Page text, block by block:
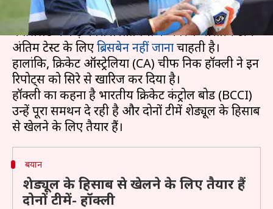
बीते रविवार से तमाम रिपोर्ट्स में दावा किया जा रहा है कि
क्वींसलैंड में कड़े कोरोना प्रतिबंधों के कारण भारतीय टीम
अंतिम टेस्ट के लिएब्रिसबेन नहीं जानाचाहती है।
हालांकि, क्रिकेट ऑस्ट्रेलिया (CA) चीफ निक हॉक्ली ने इन
रिपोर्ट्स को सिरे से खारिज कर दिया है।
हॉक्ली का कहना है भारतीय क्रिकेट कंट्रोल बोर्ड (BCCI)
उन्हें पूरा समर्थन दे रही है और दोनों टीमें शेड्यूल के हिसाब
बयान
शेड्यूल के हिसाब से खेलने के लिए तैयार हैं
दोनों टीमें- हॉक्ली